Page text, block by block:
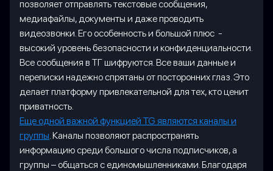
позволяет отправлять текстовые сообщения,
медиафайлы, документы и даже проводить
видеозвонки. Его особенность и большой плюс -
высокий уровень безопасности и конфиденциальности.
Все сообщения в ТГ шифруются. Все ваши данные и
переписки надежно спрятаны от посторонних глаз. Это
делает платформу привлекательной для тех, кто ценит
приватность.
Еще одной важной функцией TG являются каналы и
группы . Каналы позволяют распространять
информацию среди большого числа подписчиков, а
группы – общаться с единомышленниками. Благодаря